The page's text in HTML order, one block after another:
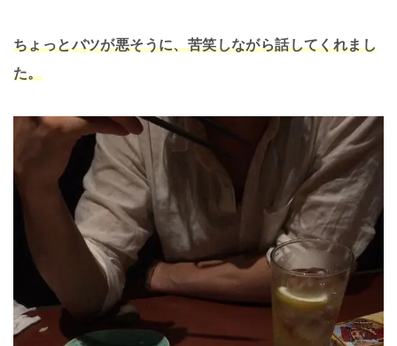
ちょっとバツが悪そうに、苦笑しながら話してくれまし
た。